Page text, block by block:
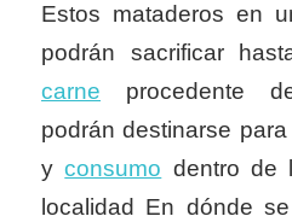
Estos mataderos en
podrán sacrificar
carne procedente
podrán destinarse
yconsumo dentro de
localidad En dónde